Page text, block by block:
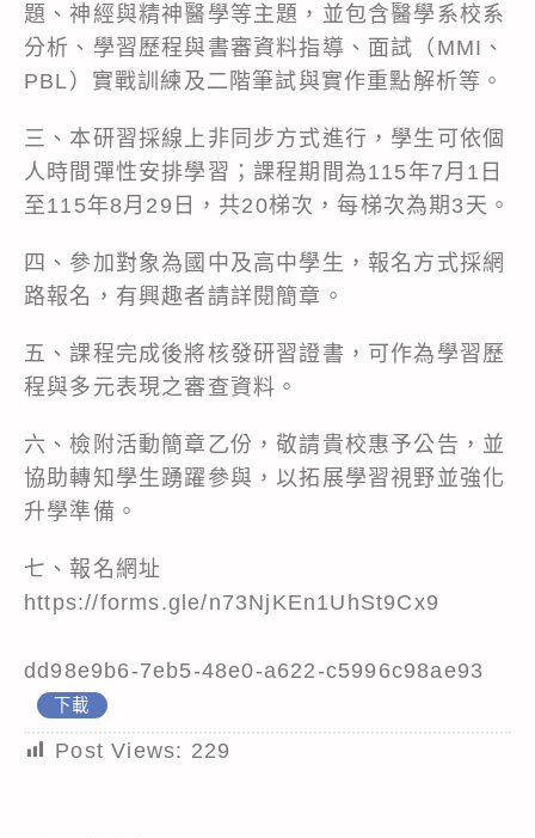
題、神經與精神醫學等主題，並包含醫學系校系
分析、學習歷程與書審資料指導、面試（MMI、
PBL）實戰訓練及二階筆試與實作重點解析等。
三、本研習採線上非同步方式進行，學生可依個
人時間彈性安排學習；課程期間為115年7月1日
至115年8月29日，共20梯次，每梯次為期3天。
四、參加對象為國中及高中學生，報名方式採網
路報名，有興趣者請詳閱簡章。
五、課程完成後將核發研習證書，可作為學習歷
程與多元表現之審查資料。
六、檢附活動簡章乙份，敬請貴校惠予公告，並
協助轉知學生踴躍參與，以拓展學習視野並強化
升學準備。
七、報名網址
https://forms.gle/n73NjKEn1UhSt9Cx9
dd98e9b6-7eb5-48e0-a622-c5996c98ae93
下載
Post Views: 229